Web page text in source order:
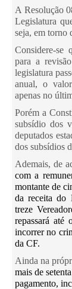
A Resolução
Legislatura
seja, em torno
Considere-se
para a
legislatura
anual, o
apenas no
Porém a
subsídio dos
deputados
dos subsídios
Ademais, de
com a
montante de
da receita do
treze
repassará
incorrer no
da CF.
Ainda na
mais de
pagamento,